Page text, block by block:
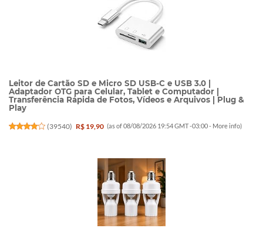
Leitor de Cartão SD e Micro SD USB-C e USB 3.0 |
Adaptador OTG para Celular, Tablet e Computador |
Transferência Rápida de Fotos, Vídeos e Arquivos | Plug &
Play
(39540) R$ 19,90 (as of 08/08/2026 19:54 GMT -03:00 - More info)